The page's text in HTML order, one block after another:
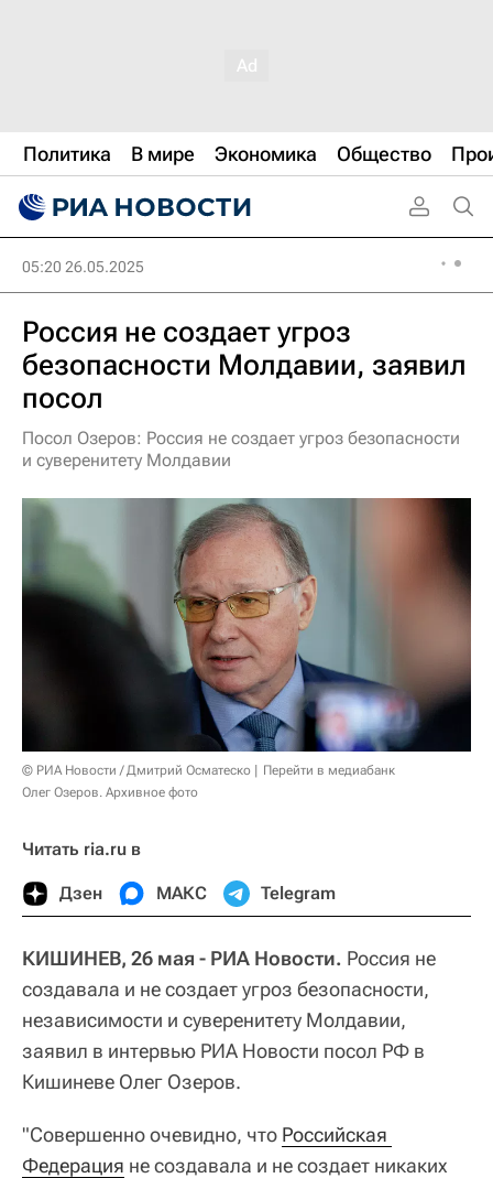
Политика В мире Экономика Общество
05:20 26.05.2025
Россия не создает угроз
безопасности Молдавии, заявил
посол
Посол Озеров: Россия не создает угроз безопасности
и суверенитету Молдавии
© РИА Новости / Дмитрий Осматеско
Перейти в медиабанк
Олег Озеров. Архивное фото
Читать ria.ru в
Дзен МАКС Telegram
КИШИНЕВ, 26 мая - РИА Новости. Россия не
создавала и не создает угроз безопасности,
независимости и суверенитету Молдавии,
заявил в интервью РИА Новости посол РФ в
Кишиневе Олег Озеров.
"Совершенно очевидно, что Российская
Федерация не создавала и не создает никаких